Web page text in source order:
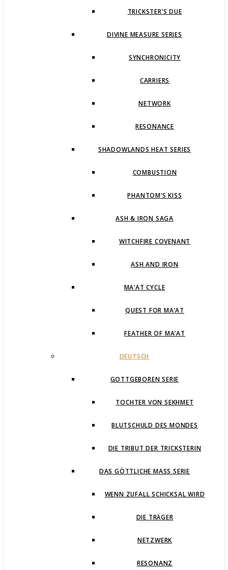
TRICKSTER’S DUE
DIVINE MEASURE SERIES
SYNCHRONICITY
CARRIERS
NETWORK
RESONANCE
SHADOWLANDS HEAT SERIES
COMBUSTION
PHANTOM’S KISS
ASH & IRON SAGA
WITCHFIRE COVENANT
ASH AND IRON
MA’AT CYCLE
QUEST FOR MA’AT
FEATHER OF MA’AT
DEUTSCH
GOTTGEBOREN SERIE
TOCHTER VON SEKHMET
BLUTSCHULD DES MONDES
DIE TRIBUT DER TRICKSTERIN
DAS GÖTTLICHE MASS SERIE
WENN ZUFALL SCHICKSAL WIRD
DIE TRÄGER
NETZWERK
RESONANZ